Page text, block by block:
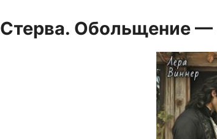
Стерва. Обольщение —